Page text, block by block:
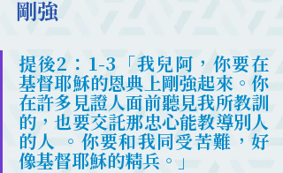
剛強
提後2：1-3「我兒阿，你要在
基督耶穌的恩典上剛強起來。你
在許多見證人面前聽見我所教訓
的，也要交託那忠心能教導別人
的人 。你要和我同受苦難，好
像基督耶穌的精兵。」